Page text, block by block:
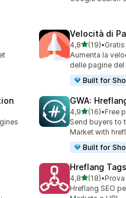
Velocità di
4,8stelle su 5
(19)
19 recensioni
•Gratis
Aumenta la
delle pagine
Built for
GWA:
4,9stelle su 5
(16)
16 recensioni
•Free
Send buyers to
Market with
Built for
Hreflang
4,8stelle su 5
(18)
18 recensioni
•
Hreflang SEO